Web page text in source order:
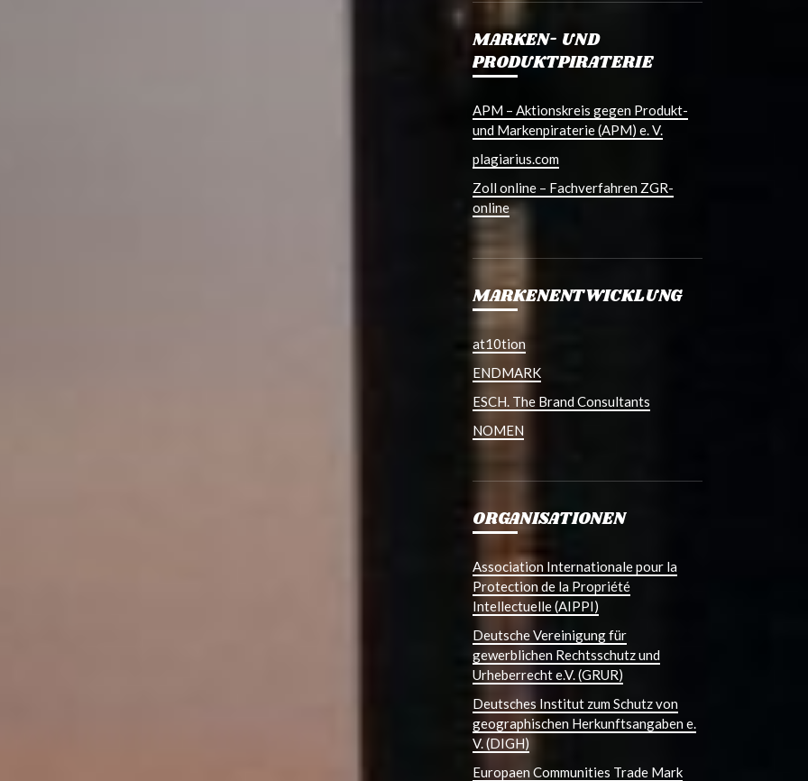
MARKEN- UND
PRODUKTPIRATERIE
APM – Aktionskreis gegen Produkt-
und Markenpiraterie (APM) e. V.
plagiarius.com
Zoll online – Fachverfahren ZGR-
online
MARKENENTWICKLUNG
at10tion
ENDMARK
ESCH. The Brand Consultants
NOMEN
ORGANISATIONEN
Association Internationale pour la
Protection de la Propriété
Intellectuelle (AIPPI)
Deutsche Vereinigung für
gewerblichen Rechtsschutz und
Urheberrecht e.V. (GRUR)
Deutsches Institut zum Schutz von
geographischen Herkunftsangaben e.
V. (DIGH)
Europaen Communities Trade Mark